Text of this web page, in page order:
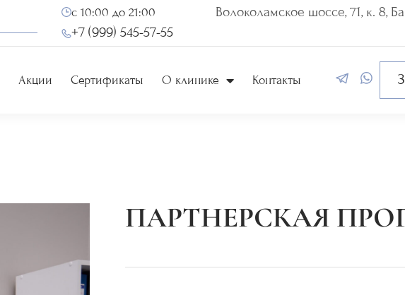
с 10:00 до 21:00 Волоколамское шоссе, 71, к. 8,
+7 (999) 545-57-55
Акции Сертификаты О клинике Контакты
ПАРТНЕРСКАЯ